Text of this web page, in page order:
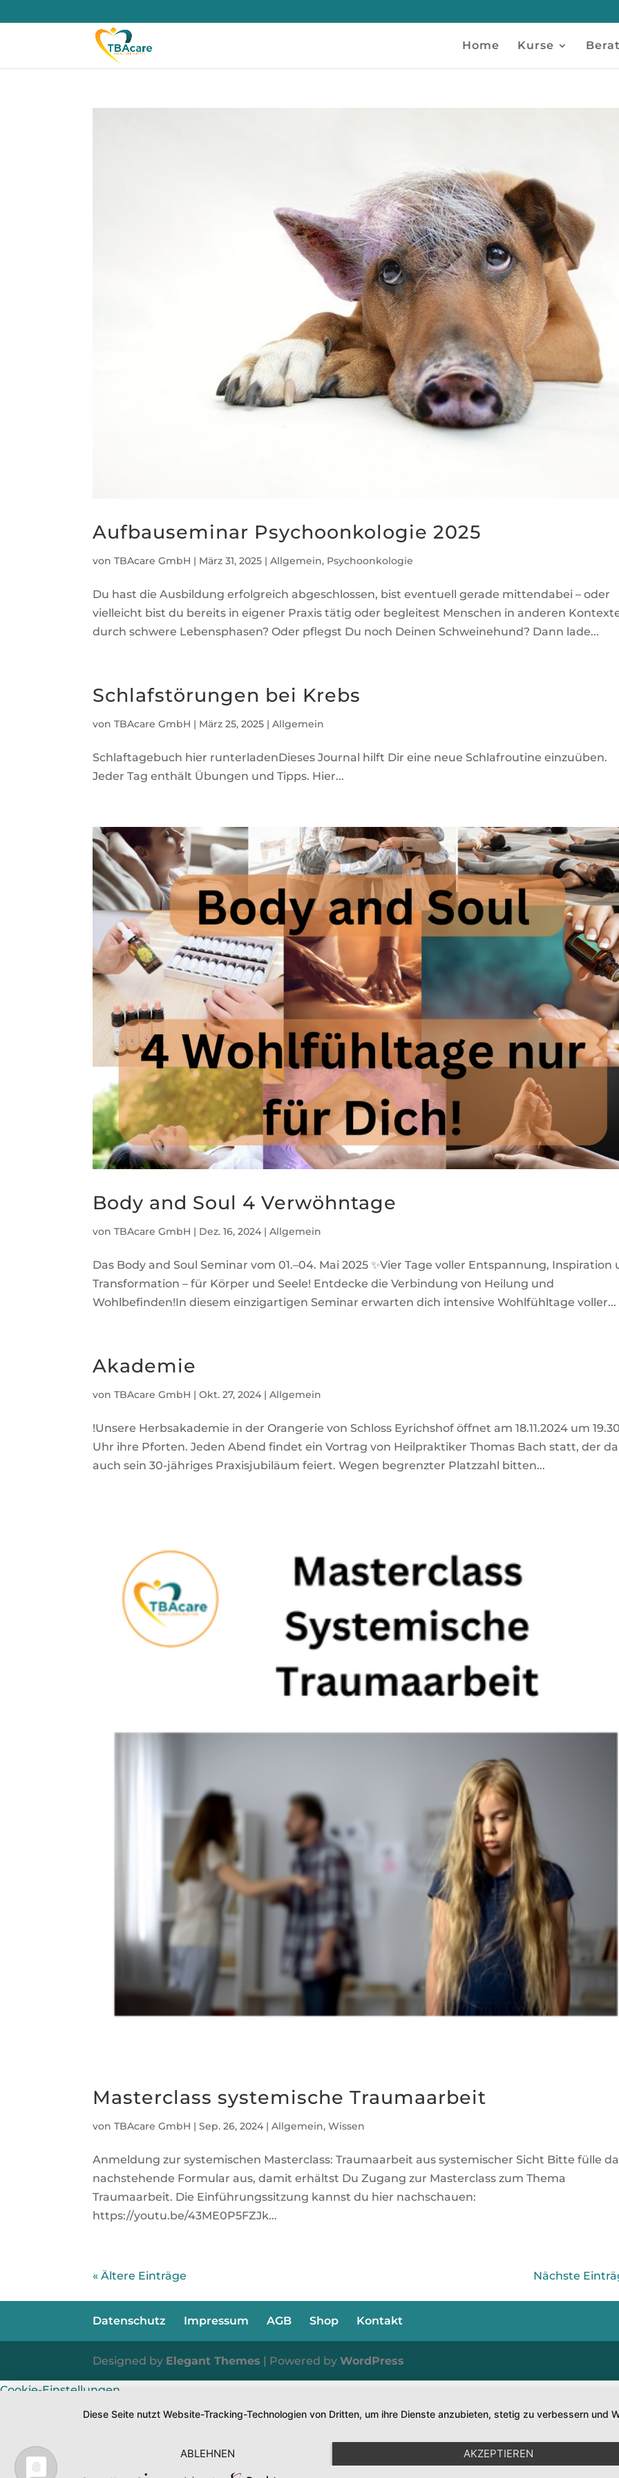
Home Kurse
Aufbauseminar Psychoonkologie 2025
vonTBAcare GmbH | März 31, 2025 |Allgemein, Psychoonkologie
Du hast die Ausbildung erfolgreich abgeschlossen, bist eventuell gerade mittendabei – oder
vielleicht bist du bereits in eigener Praxis tätig oder begleitest Menschen in anderen
durch schwere Lebensphasen? Oder pflegst Du noch Deinen Schweinehund? Dann lade...
Schlafstörungen bei Krebs
vonTBAcare GmbH | März 25, 2025 |Allgemein
Schlaftagebuch hier runterladenDieses Journal hilft Dir eine neue Schlafroutine einzuüben.
Jeder Tag enthält Übungen und Tipps. Hier...
Body and Soul 4 Verwöhntage
vonTBAcare GmbH | Dez. 16, 2024 |Allgemein
Das Body and Soul Seminar vom 01.–04. Mai 2025 ✨Vier Tage voller Entspannung, Inspiration
Transformation – für Körper und Seele! Entdecke die Verbindung von Heilung und
Wohlbefinden!In diesem einzigartigen Seminar erwarten dich intensive Wohlfühltage voller...
Akademie
vonTBAcare GmbH |Okt. 27, 2024 |Allgemein
!Unsere Herbsakademie in der Orangerie von Schloss Eyrichshof öffnet am 18.11.2024 um
Uhr ihre Pforten. Jeden Abend findet ein Vortrag von Heilpraktiker Thomas Bach statt, der
auch sein 30-jähriges Praxisjubiläum feiert. Wegen begrenzter Platzzahl bitten...
Masterclass systemische Traumaarbeit
vonTBAcare GmbH |Sep. 26, 2024 |Allgemein,Wissen
Anmeldung zur systemischen Masterclass: Traumaarbeit aus systemischer Sicht Bitte fülle
nachstehende Formular aus, damit erhältst Du Zugang zur Masterclass zum Thema
Traumaarbeit. Die Einführungssitzung kannst du hier nachschauen:
https://youtu.be/43ME0P5FZJk...
« Ältere Einträge Nächste
Datenschutz Impressum AGB Shop Kontakt
Designed by Elegant Themes | Powered byWordPress
Cookie-Einstellungen
Diese Seite nutzt Website-Tracking-Technologien von Dritten, um ihre Dienste anzubieten, stetig zu verbessern und
ABLEHNEN AKZEPTIEREN